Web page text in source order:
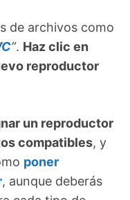
de archivos como
”. Haz clic en
reproductor
un reproductor
compatibles, y
poner
, aunque deberás